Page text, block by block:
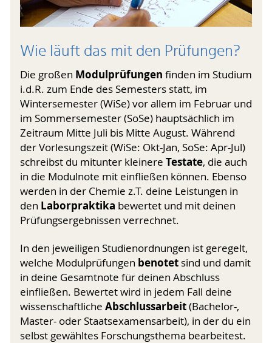
Wie läuft das mit den Prüfungen?
Die großen Modulprüfungen finden im Studium
i.d.R. zum Ende des Semesters statt, im
Wintersemester (WiSe) vor allem im Februar und
im Sommersemester (SoSe) hauptsächlich im
Zeitraum Mitte Juli bis Mitte August. Während
der Vorlesungszeit (WiSe: Okt-Jan, SoSe: Apr-Jul)
schreibst du mitunter kleinere Testate, die auch
in die Modulnote mit einfließen können. Ebenso
werden in der Chemie z.T. deine Leistungen in
den Laborpraktika bewertet und mit deinen
Prüfungsergebnissen verrechnet.
In den jeweiligen Studienordnungen ist geregelt,
welche Modulprüfungen benotet sind und damit
in deine Gesamtnote für deinen Abschluss
einfließen. Bewertet wird in jedem Fall deine
wissenschaftliche Abschlussarbeit(Bachelor-,
Master- oder Staats­examens­arbeit), in der du ein
selbst gewähltes Forschungsthema bearbeitest.